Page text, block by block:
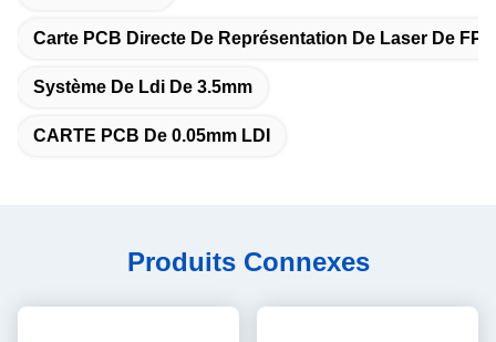
Carte PCB Directe De Représentation De Laser De FPC
Système De Ldi De 3.5mm
CARTE PCB De 0.05mm LDI
Produits Connexes